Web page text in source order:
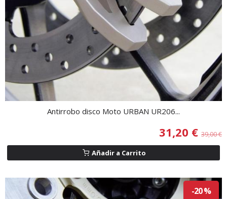
Antirrobo disco Moto URBAN UR206...
31,20 € 39,00 €
Añadir a Carrito
-20 %